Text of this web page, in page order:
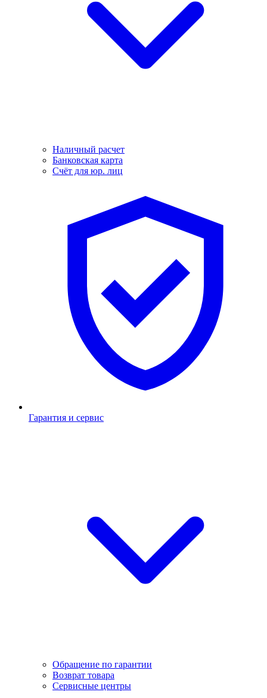
Наличный расчет
Банковская карта
Счёт для юр. лиц
Гарантия и сервис
Обращение по гарантии
Возврат товара
Сервисные центры